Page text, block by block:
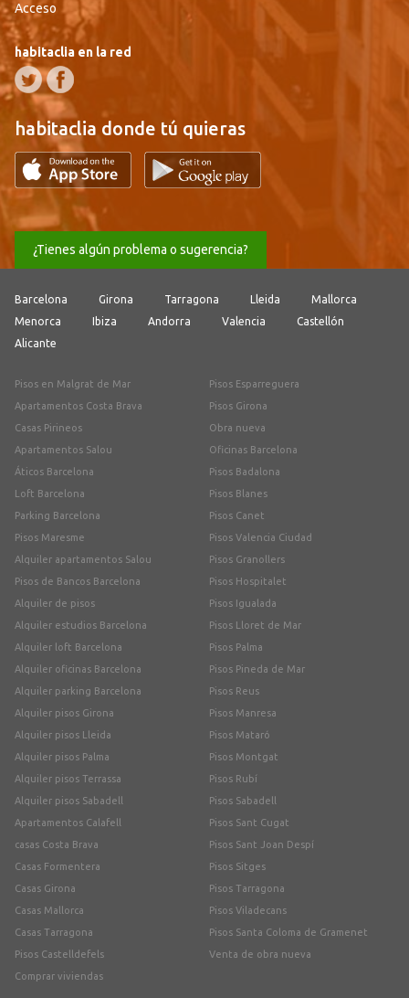
Acceso
habitaclia en la red
habitaclia donde tú quieras
¿Tienes algún problema o sugerencia?
Barcelona Girona Tarragona Lleida
Mallorca
Menorca
Ibiza Andorra Valencia
Castellón
Alicante
Pisos en Malgrat de Mar
Apartamentos Costa Brava
Casas Pirineos
Apartamentos Salou
Áticos Barcelona
Loft Barcelona
Parking Barcelona
Pisos Maresme
Alquiler apartamentos Salou
Pisos de Bancos Barcelona
Alquiler de pisos
Alquiler estudios Barcelona
Alquiler loft Barcelona
Alquiler oficinas Barcelona
Alquiler parking Barcelona
Alquiler pisos Girona
Alquiler pisos Lleida
Alquiler pisos Palma
Alquiler pisos Terrassa
Alquiler pisos Sabadell
Apartamentos Calafell
casas Costa Brava
Casas Formentera
Casas Girona
Casas Mallorca
Casas Tarragona
Pisos Castelldefels
Comprar viviendas
Pisos Esparreguera
Pisos Girona
Obra nueva
Oficinas Barcelona
Pisos Badalona
Pisos Blanes
Pisos Canet
Pisos Valencia Ciudad
Pisos Granollers
Pisos Hospitalet
Pisos Igualada
Pisos Lloret de Mar
Pisos Palma
Pisos Pineda de Mar
Pisos Reus
Pisos Manresa
Pisos Mataró
Pisos Montgat
Pisos Rubí
Pisos Sabadell
Pisos Sant Cugat
Pisos Sant Joan Despí
Pisos Sitges
Pisos Tarragona
Pisos Viladecans
Pisos Santa Coloma de Gramenet
Venta de obra nueva